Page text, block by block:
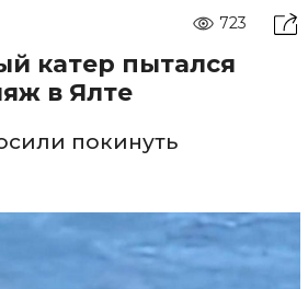
723
катер пытался
в Ялте
покинуть